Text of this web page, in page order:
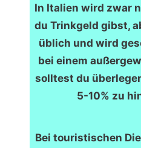
In Italien wird zwar
du Trinkgeld gibst,
üblich und wird
bei einem
solltest du
5-10% zu
Bei touristischen